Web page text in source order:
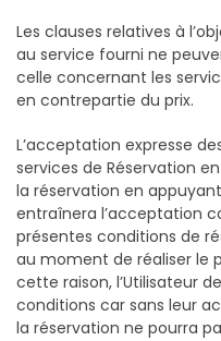
Les clauses relatives à
au service fourni ne
celle concernant les
en contrepartie du prix.
L’acceptation expresse
services de Réservation
la réservation en appuyant
entraînera l’acceptation
présentes conditions de
au moment de réaliser le
cette raison, l’Utilisateur
conditions car sans leur
la réservation ne pourra